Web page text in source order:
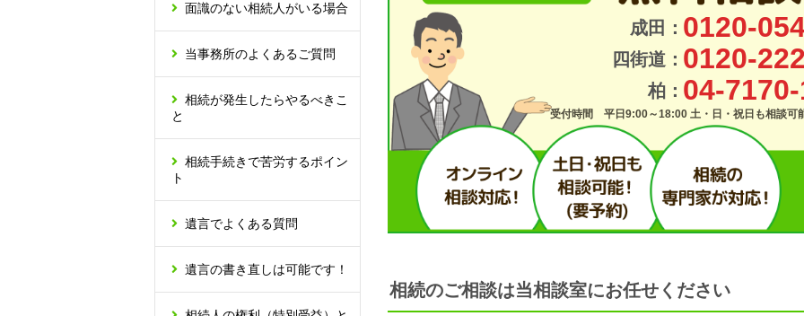
成田： 0120-
四街道： 0120-
柏： 04-
受付時間 平日9:00～18:00 土・日・祝日も相談可
相続のご相談は当相談室にお任せください
面識のない相続人がいる場合
当事務所のよくあるご質問
相続が発生したらやるべきこ
と
相続手続きで苦労するポイン
ト
遺言でよくある質問
遺言の書き直しは可能です！